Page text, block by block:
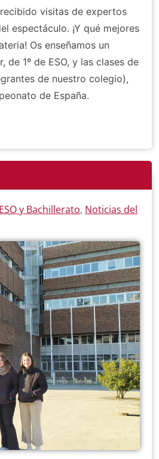
visitas de expertos
espectáculo. ¡Y qué mejores
Os enseñamos un
de 1º de ESO, y las clases de
de nuestro colegio),
de España.
ESO y Bachillerato, Noticias del